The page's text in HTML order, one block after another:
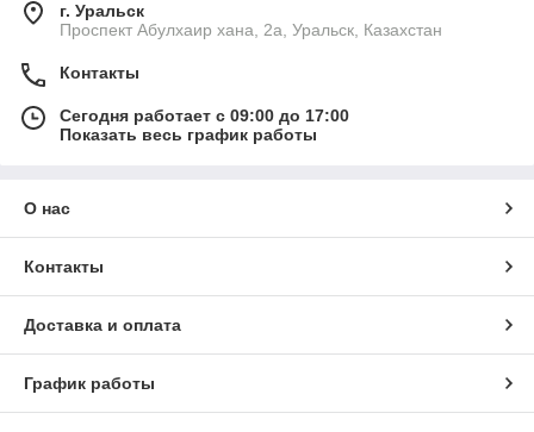
г. Уральск
Проспект Абулхаир хана, 2а, Уральск, Казахстан
Контакты
Сегодня работает с 09:00 до 17:00
Показать весь график работы
О нас
Контакты
Доставка и оплата
График работы